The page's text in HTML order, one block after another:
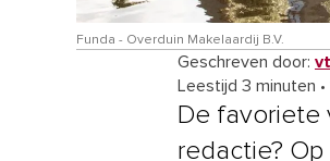
Funda - Overduin Makelaardij B.V.
Geschreven door:
Leestijd 3 minuten •
De favoriete
redactie?